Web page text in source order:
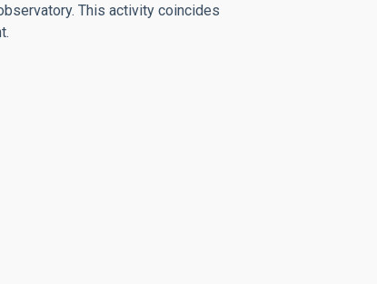
This activity coincides